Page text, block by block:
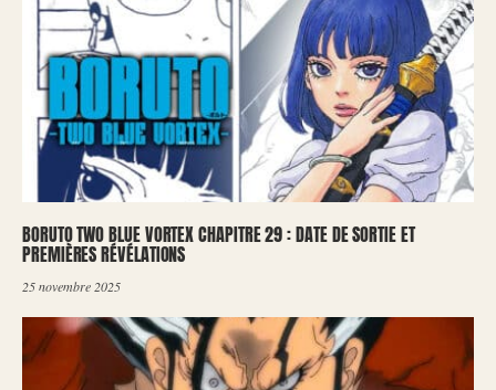
BORUTO TWO BLUE VORTEX CHAPITRE 29 : DATE DE SORTIE ET
PREMIÈRES RÉVÉLATIONS
25 novembre 2025